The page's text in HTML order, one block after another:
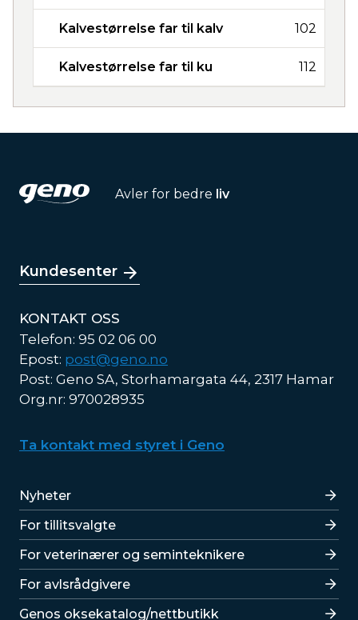
Kalvestørrelse far til kalv 102
Kalvestørrelse far til ku 112
Avler for bedre liv
Kundesenter
KONTAKT OSS
Telefon: 95 02 06 00
Epost: post@geno.no
Post: Geno SA, Storhamargata 44, 2317 Hamar
Org.nr: 970028935
Ta kontakt med styret i Geno
Lenker
Nyheter
For tillitsvalgte
For veterinærer og seminteknikere
For avlsrådgivere
Lenker
Genos oksekatalog/nettbutikk